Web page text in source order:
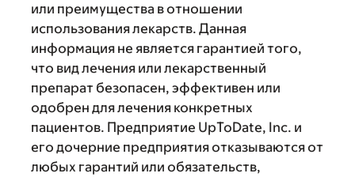
или преимущества в отношении
использования лекарств. Данная
информация не является гарантией того,
что вид лечения или лекарственный
препарат безопасен, эффективен или
одобрен для лечения конкретных
пациентов. Предприятие UpToDate, Inc. и
его дочерние предприятия отказываются от
любых гарантий или обязательств,